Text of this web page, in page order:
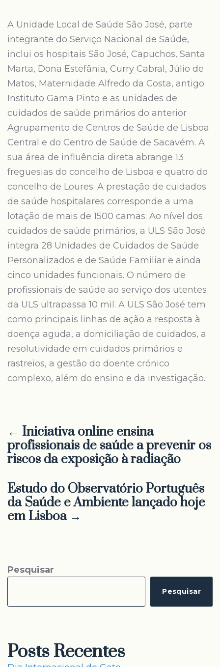
A Unidade Local de Saúde São José, parte
integrante do Serviço Nacional de Saúde,
inclui os hospitais São José, Capuchos, Santa
Marta, Dona Estefânia, Curry Cabral, Júlio de
Matos, Maternidade Alfredo da Costa, antigo
Instituto Gama Pinto e as unidades de
cuidados de saúde primários do anterior
Agrupamento de Centros de Saúde de Lisboa
Central e do Centro de Saúde de Sacavém. A
sua área de influência direta abrange 13
freguesias do concelho de Lisboa e quatro do
concelho de Loures. A prestação de cuidados
de saúde hospitalares corresponde a uma
lotação de mais de 1500 camas. Ao nível dos
cuidados de saúde primários, a ULS São José
integra 28 Unidades de Cuidados de Saúde
Personalizados e de Saúde Familiar e ainda
cinco unidades funcionais. O número de
profissionais de saúde ao serviço dos utentes
da ULS ultrapassa 10 mil. A ULS São José tem
como principais linhas de ação a resposta à
doença aguda, a domiciliação de cuidados, a
resolutividade em cuidados primários e
rastreios, a gestão do doente crónico
complexo, além do ensino e da investigação.
← Iniciativa online ensina
profissionais de saúde a prevenir os
riscos da exposição à radiação
Estudo do Observatório Português
da Saúde e Ambiente lançado hoje
em Lisboa →
Pesquisar
Pesquisar
Posts Recentes